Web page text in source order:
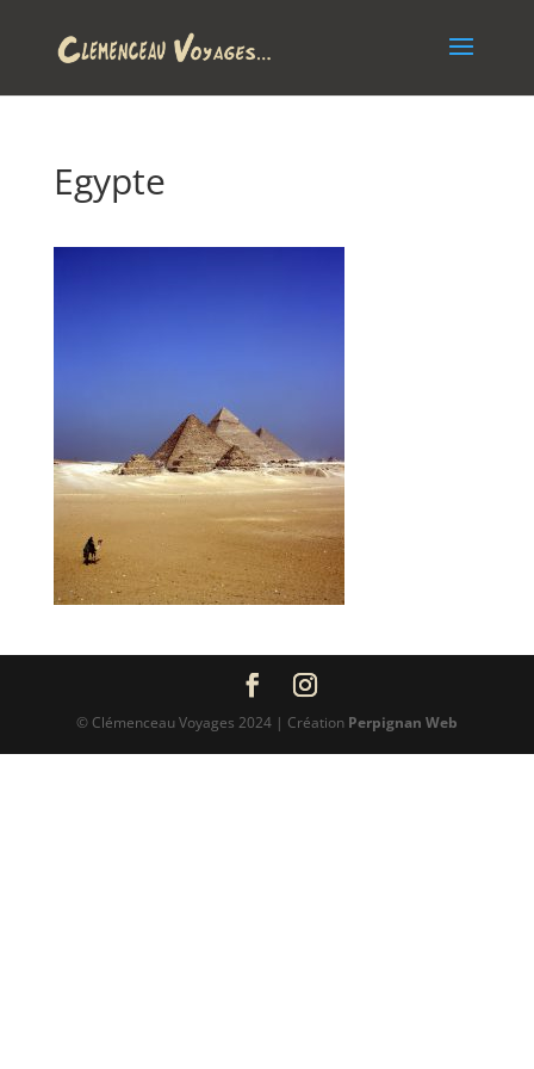
Egypte
© Clémenceau Voyages 2024 | Création Perpignan Web